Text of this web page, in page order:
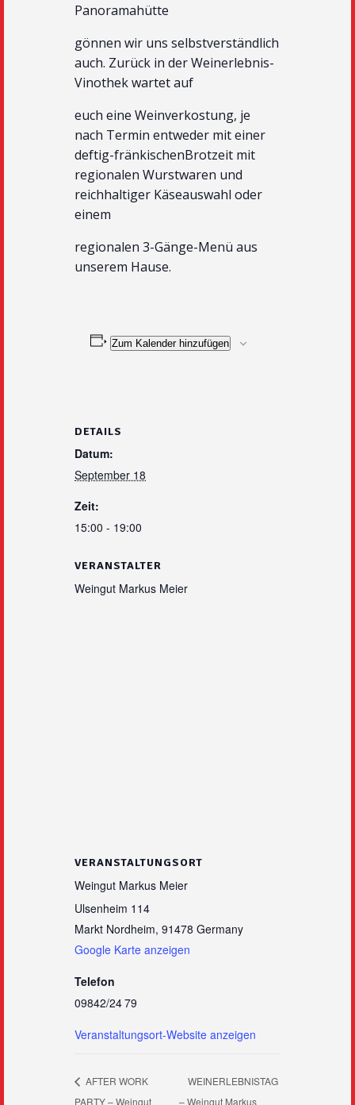
Panoramahütte
gönnen wir uns selbstverständlich
auch. Zurück in der Weinerlebnis-
Vinothek wartet auf
euch eine Weinverkostung, je
nach Termin entweder mit einer
deftig-fränkischenBrotzeit mit
regionalen Wurstwaren und
reichhaltiger Käseauswahl oder
einem
regionalen 3-Gänge-Menü aus
unserem Hause.
Zum Kalender hinzufügen
DETAILS
Datum:
September 18
Zeit:
15:00 - 19:00
VERANSTALTER
Weingut Markus Meier
VERANSTALTUNGSORT
Weingut Markus Meier
Ulsenheim 114
Markt Nordheim, 91478 Germany
Google Karte anzeigen
Telefon
09842/24 79
Veranstaltungsort-Website anzeigen
AFTER WORK
PARTY – Weingut
WEINERLEBNISTAG
– Weingut Markus